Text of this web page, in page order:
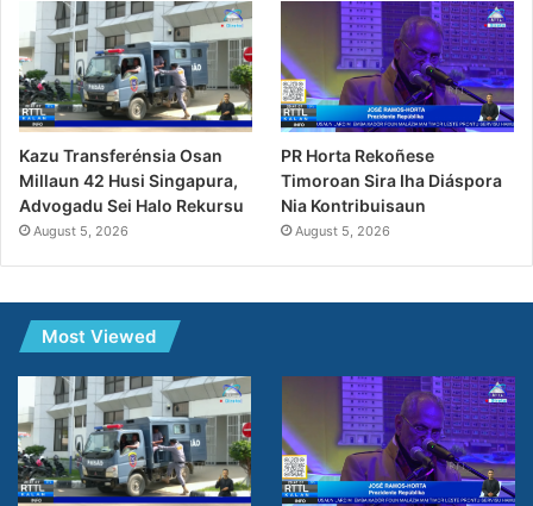
Kazu Transferénsia Osan
Millaun 42 Husi Singapura,
Advogadu Sei Halo Rekursu
August 5, 2026
PR Horta Rekoñese
Timoroan Sira Iha Diáspora
Nia Kontribuisaun
August 5, 2026
Most Viewed